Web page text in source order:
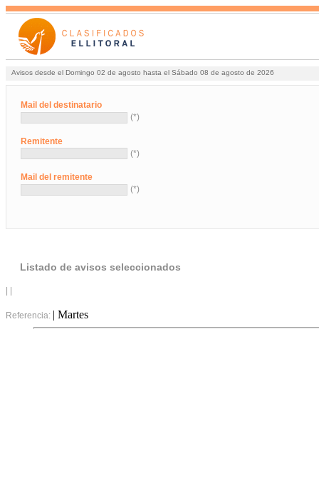
Avisos desde el Domingo 02 de agosto hasta el Sábado 08 de agosto de 2026
Mail del destinatario
(*)
Remitente
(*)
Mail del remitente
(*)
Listado de avisos seleccionados
Referencia: | Martes